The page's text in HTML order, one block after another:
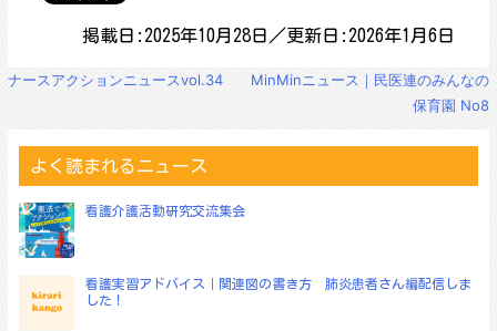
掲載日:2025年10月28日／更新日:2026年1月6日
投
ー
シ
ョ
ン
ナースアクションニュースvol.34
MinMinニュース｜民医連のみんなの
保育園 No8
よく読まれるニュース
看護介護活動研究交流集会
看護実習アドバイス｜関連図の書き方 肺炎患者さん編配信しま
した！